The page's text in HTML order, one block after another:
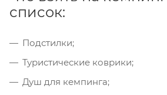
список:
Подстилки;
Туристические коврики;
Душ для кемпинга;